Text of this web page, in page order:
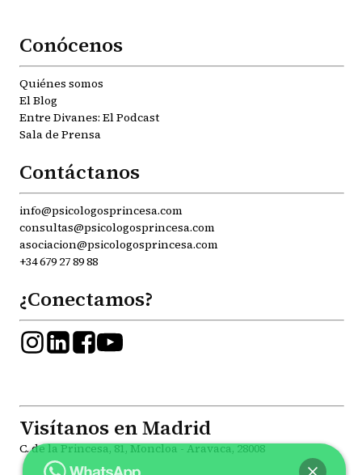
Conócenos
Quiénes somos
El Blog
Entre Divanes: El Podcast
Sala de Prensa
Contáctanos
info@psicologosprincesa.com
consultas@psicologosprincesa.com
asociacion@psicologosprincesa.com
+34 679 27 89 88
¿Conectamos?
Visítanos en Madrid
C. de la Princesa, 81, Moncloa - Aravaca, 28008